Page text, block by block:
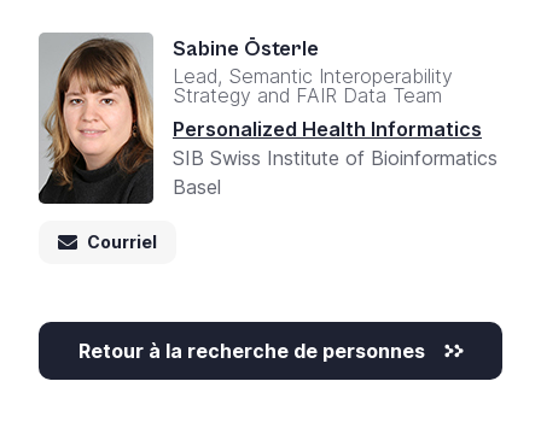
Sabine Österle
Lead, Semantic Interoperability
Strategy and FAIR Data Team
Personalized Health Informatics
SIB Swiss Institute of Bioinformatics
Basel
Courriel
Retour à la recherche de personnes